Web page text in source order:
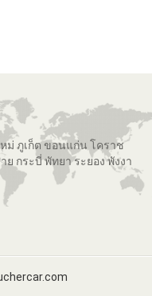
หม่ ภูเก็ต ขอนแก่น โคราช
ย กระบี่ พัทยา ระยอง พังงา